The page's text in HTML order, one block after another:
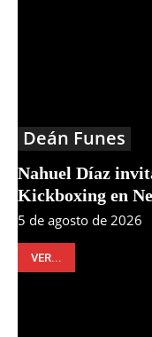
Deán Funes
Nahuel Díaz
Kickboxing en
5 de agosto de 2026
VER...